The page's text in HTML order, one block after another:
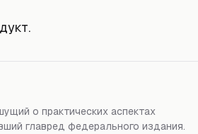
о практических аспектах
главред федерального издания.